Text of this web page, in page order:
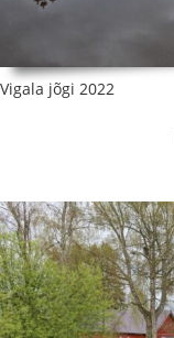
Vigala jõgi 2022